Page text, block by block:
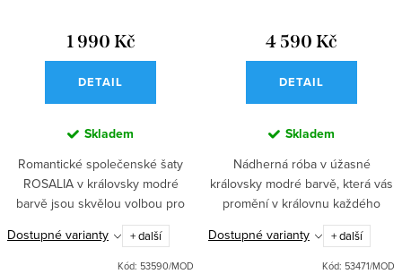
1 990 Kč
DETAIL
Skladem
Romantické společenské šaty
ROSALIA v královsky modré
barvě jsou skvělou volbou pro
ples, svatbu i další společenskou
událost. Dlouhá kaskádovitá
sukně a překládaný živůtek na...
Dostupné varianty + další
Kód: 53590/MOD
4 590 Kč
DETAIL
Skladem
Nádherná róba v úžasné
královsky modré barvě, která vás
promění v královnu každého
plesu či maturitního večírku.
Bohatě zdobený živůtek s
korálky a flitry zajistí úspěch...
Dostupné varianty + další
Kód: 53471/MOD